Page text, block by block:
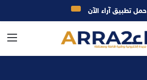
حمل تطبيق آراء الآن